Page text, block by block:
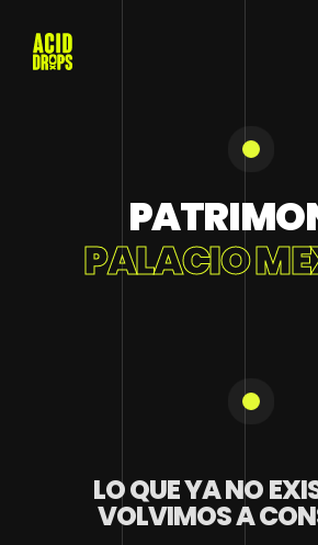
PALACIO
LO QUE YA NO
VOLVIMOS A